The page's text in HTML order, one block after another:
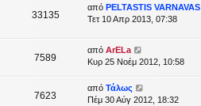
33135
από PELTASTIS VARNAVAS
Τετ 10 Απρ 2013, 07:38
7589
από ArELa
Κυρ 25 Νοέμ 2012, 10:58
7623
από Τάλως
Πέμ 30 Αύγ 2012, 18:32